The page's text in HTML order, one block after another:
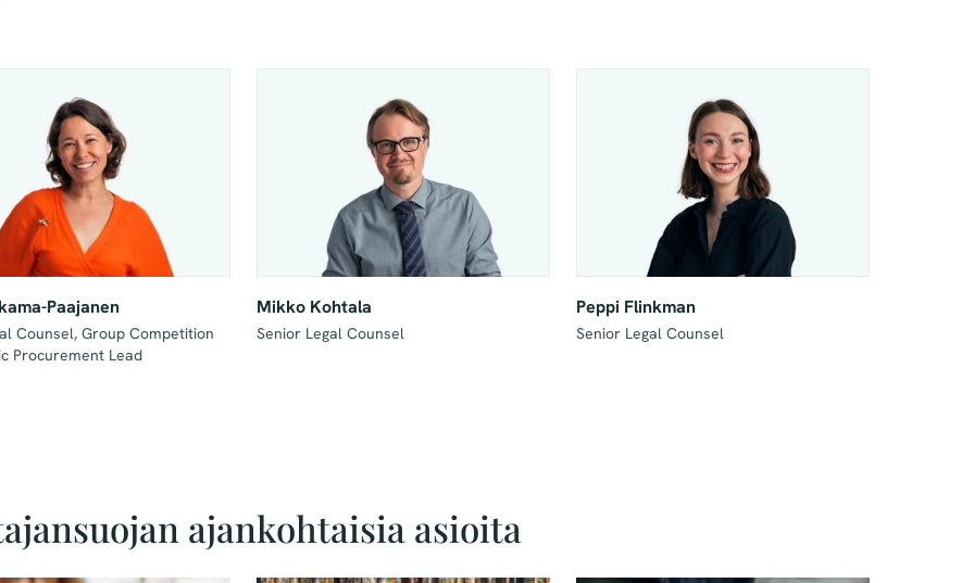
Paajanen
Counsel, Group Competition
Procurement Lead
Mikko Kohtala
Senior Legal Counsel
Peppi Flinkman
Senior Legal Counsel
ajankohtaisia asioita